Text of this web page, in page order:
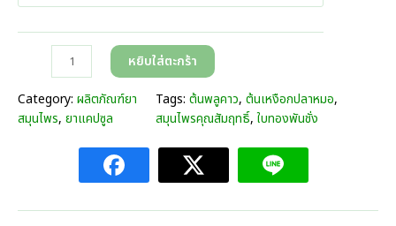
e
r
a
n
e
3
0
ว
น
(
หยิบใส่ตะกร้า
Category: ผลิตภัณฑ์ยา
สมุนไพร, ยาแคปซูล
Tags: ต้นพลูคาว, ต้นเหงือกปลาหมอ
สมุนไพรคุณสัมฤทธิ์, ใบทองพันชั่ง